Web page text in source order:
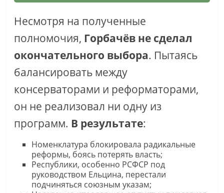
Несмотря на полученные
полномочия, Горбачёв не сделал
окончательного выбора. Пытаясь
балансировать между
консерваторами и реформаторами,
он не реализовал ни одну из
программ. В результате:
Номенклатура блокировала радикальные
реформы, боясь потерять власть;
Республики, особенно РСФСР под
руководством Ельцина, перестали
подчиняться союзным указам;